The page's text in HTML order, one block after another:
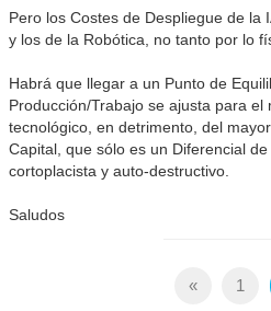
Pero los Costes de Despliegue de la
y los de la Robótica, no tanto por lo
Habrá que llegar a un Punto de
Producción/Trabajo se ajusta para
tecnológico, en detrimento, del
Capital, que sólo es un Diferencial
cortoplacista y auto-destructivo.
Saludos
« 1